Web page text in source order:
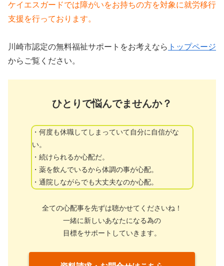
ケイエスガードでは障がいをお持ちの方を対象に就労移行
支援を行っております。
川崎市認定の無料福祉サポートをお考えなら トップページ
からご覧ください。
ひとりで悩んでませんか？
・何度も休職してしまっていて自分に自信がな
い。
・続けられるか心配だ。
・薬を飲んでいるから体調の事が心配。
・通院しながらでも大丈夫なのか心配。
全ての心配事を先ずは聴かせてくださいね！
一緒に新しいあなたになる為の
目標をサポートしていきます。